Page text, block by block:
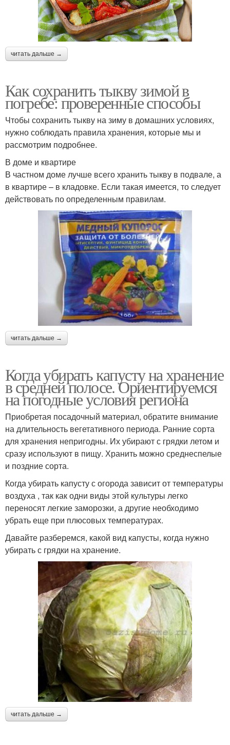
читать дальше →
Как сохранить тыкву зимой в
погребе: проверенные способы
Чтобы сохранить тыкву на зиму в домашних условиях,
нужно соблюдать правила хранения, которые мы и
рассмотрим подробнее.
В доме и квартире
В частном доме лучше всего хранить тыкву в подвале, а
в квартире – в кладовке. Если такая имеется, то следует
действовать по определенным правилам.
читать дальше →
Когда убирать капусту на хранение
в средней полосе. Ориентируемся
на погодные условия региона
Приобретая посадочный материал, обратите внимание
на длительность вегетативного периода. Ранние сорта
для хранения непригодны. Их убирают с грядки летом и
сразу используют в пищу. Хранить можно среднеспелые
и поздние сорта.
Когда убирать капусту с огорода зависит от температуры
воздуха , так как одни виды этой культуры легко
переносят легкие заморозки, а другие необходимо
убрать еще при плюсовых температурах.
Давайте разберемся, какой вид капусты, когда нужно
убирать с грядки на хранение.
читать дальше →